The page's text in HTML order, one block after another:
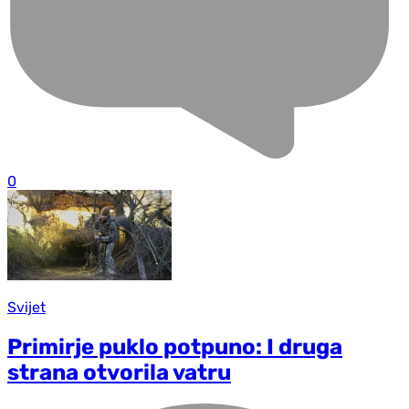
0
Svijet
Primirje puklo potpuno: I druga
strana otvorila vatru